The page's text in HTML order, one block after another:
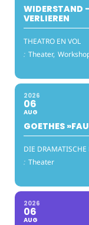
WIDERSTAND
VERLIEREN
THEATRO EN VOL
: Theater,
2026
06
AUG
GOETHES
DIE DRAMATISCHE
: Theater
2026
06
AUG